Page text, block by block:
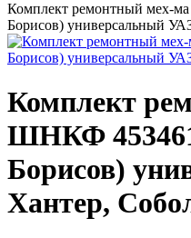
Комплект ремонтный мех-
Борисов) универсальный
Комплект
ШНКФ
Борисов)
Хантер,